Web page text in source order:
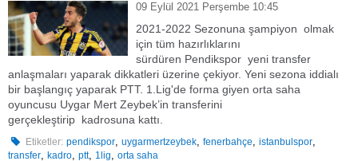
09 Eylül 2021 Perşembe 10:45
2021-2022 Sezonuna şampiyon olmak
için tüm hazırlıklarını
sürdüren Pendikspor yeni transfer
anlaşmaları yaparak dikkatleri üzerine çekiyor. Yeni sezona iddialı
bir başlangıç yaparak PTT. 1.Lig'de forma giyen orta saha
oyuncusu Uygar Mert Zeybek’in transferini
gerçekleştirip kadrosuna kattı.
Etiketler: pendikspor,uygarmertzeybek,fenerbahçe,istanbulspor,
transfer, kadro, ptt, 1lig, orta saha